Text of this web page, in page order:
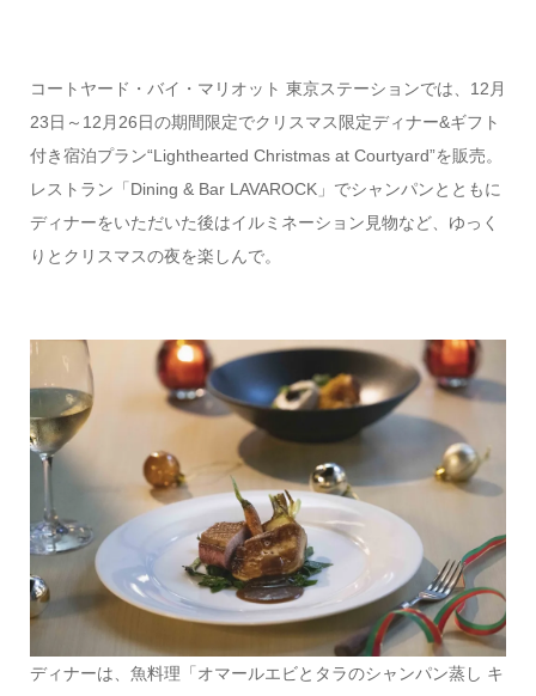
コートヤード・バイ・マリオット 東京ステーションでは、12月
23日～12月26日の期間限定でクリスマス限定ディナー&ギフト
付き宿泊プラン“Lighthearted Christmas at Courtyard”を販売。
レストラン「Dining & Bar LAVAROCK」でシャンパンとともに
ディナーをいただいた後はイルミネーション見物など、ゆっく
りとクリスマスの夜を楽しんで。
ディナーは、魚料理「オマールエビとタラのシャンパン蒸し キ